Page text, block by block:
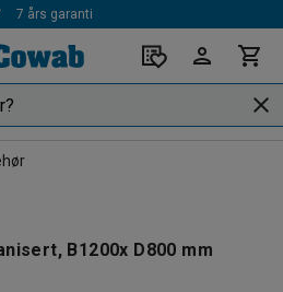
7 års garanti
B1200x D800 mm